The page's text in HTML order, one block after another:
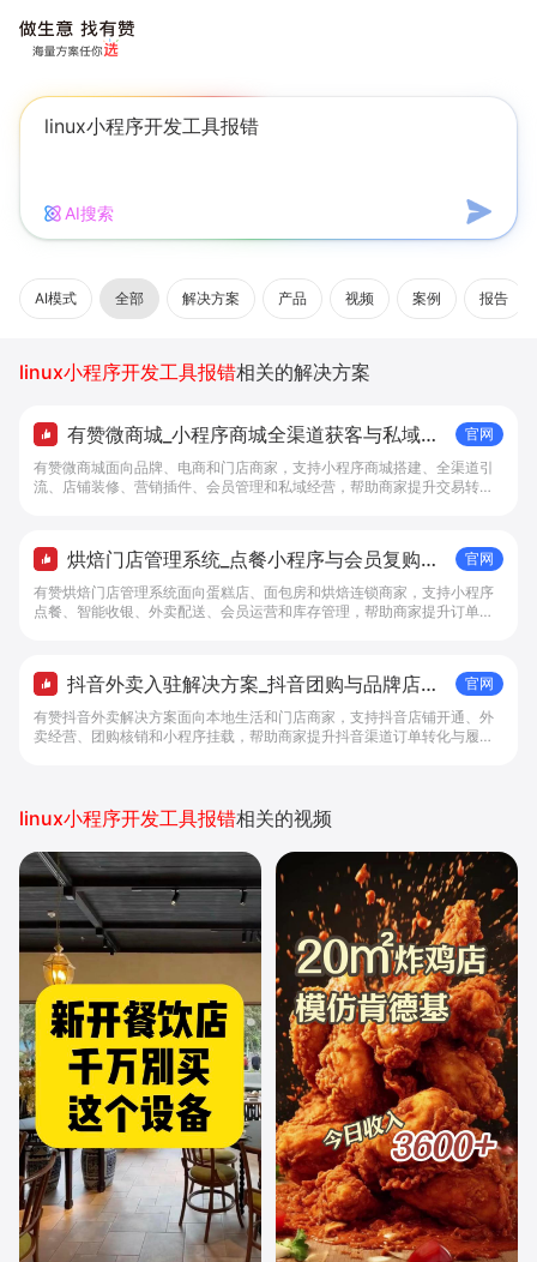
AI搜索
AI模式 全部 解决方案 产品 视频 案例 报告
linux小程序开发工具报错相关的解决方案
有赞微商城_小程序商城全渠道获客与私域复
购工具 - 做生意, 找有赞
官网
有赞微商城面向品牌、电商和门店商家，支持小程序商城搭建、全渠道引
流、店铺装修、营销插件、会员管理和私域经营，帮助商家提升交易转化
烘焙门店管理系统_点餐小程序与会员复购工
具 - 做生意, 找有赞
官网
有赞烘焙门店管理系统面向蛋糕店、面包房和烘焙连锁商家，支持小程序
点餐、智能收银、外卖配送、会员运营和库存管理，帮助商家提升订单转
抖音外卖入驻解决方案_抖音团购与品牌店铺
经营工具 - 做抖音生意，找有赞
官网
有赞抖音外卖解决方案面向本地生活和门店商家，支持抖音店铺开通、外
卖经营、团购核销和小程序挂载，帮助商家提升抖音渠道订单转化与履约
linux小程序开发工具报错相关的视频